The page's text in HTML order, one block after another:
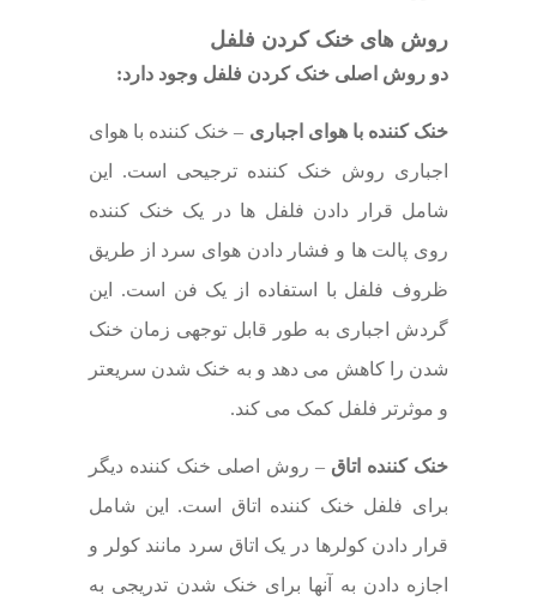
روش های خنک کردن فلفل
دو روش اصلی خنک کردن فلفل وجود دارد:
خنک کننده با هوای اجباری – خنک کننده با هوای
اجباری روش خنک کننده ترجیحی است. این
شامل قرار دادن فلفل ها در یک خنک کننده
روی پالت ها و فشار دادن هوای سرد از طریق
ظروف فلفل با استفاده از یک فن است. این
گردش اجباری به طور قابل توجهی زمان خنک
شدن را کاهش می دهد و به خنک شدن سریعتر
و موثرتر فلفل کمک می کند.
خنک کننده اتاق – روش اصلی خنک کننده دیگر
برای فلفل خنک کننده اتاق است. این شامل
قرار دادن کولرها در یک اتاق سرد مانند کولر و
اجازه دادن به آنها برای خنک شدن تدریجی به